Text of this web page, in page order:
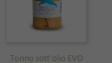
Tonno sott'olio EVO